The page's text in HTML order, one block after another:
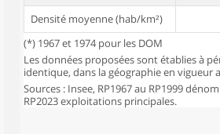
Densité moyenne (hab/km²)
(*) 1967 et 1974 pour les DOM
Les données proposées sont établies à
identique, dans la géographie en vigueur
Sources : Insee, RP1967 au RP1999
RP2023 exploitations principales.